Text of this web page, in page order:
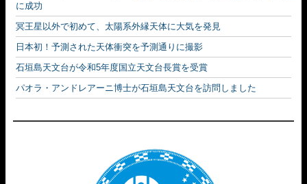
に成功
冥王星以外で初めて、太陽系外縁天体に大気を発見
日本初！予測された天体衝突を予測通りに撮影
石垣島天文台が令和5年度国立天文台長賞を受賞
パオラ・アンドレアーニ博士が石垣島天文台を訪問しました